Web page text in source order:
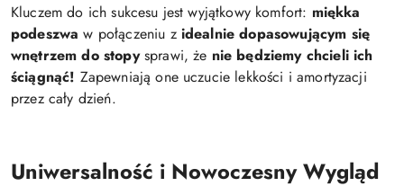
Kluczem do ich sukcesu jest wyjątkowy komfort: miękka
podeszwa w połączeniu z idealnie dopasowującym się
wnętrzem do stopysprawi, że nie będziemy chcieli ich
ściągnąć! Zapewniają one uczucie lekkości i amortyzacji
przez cały dzień.
Uniwersalność i Nowoczesny Wygląd